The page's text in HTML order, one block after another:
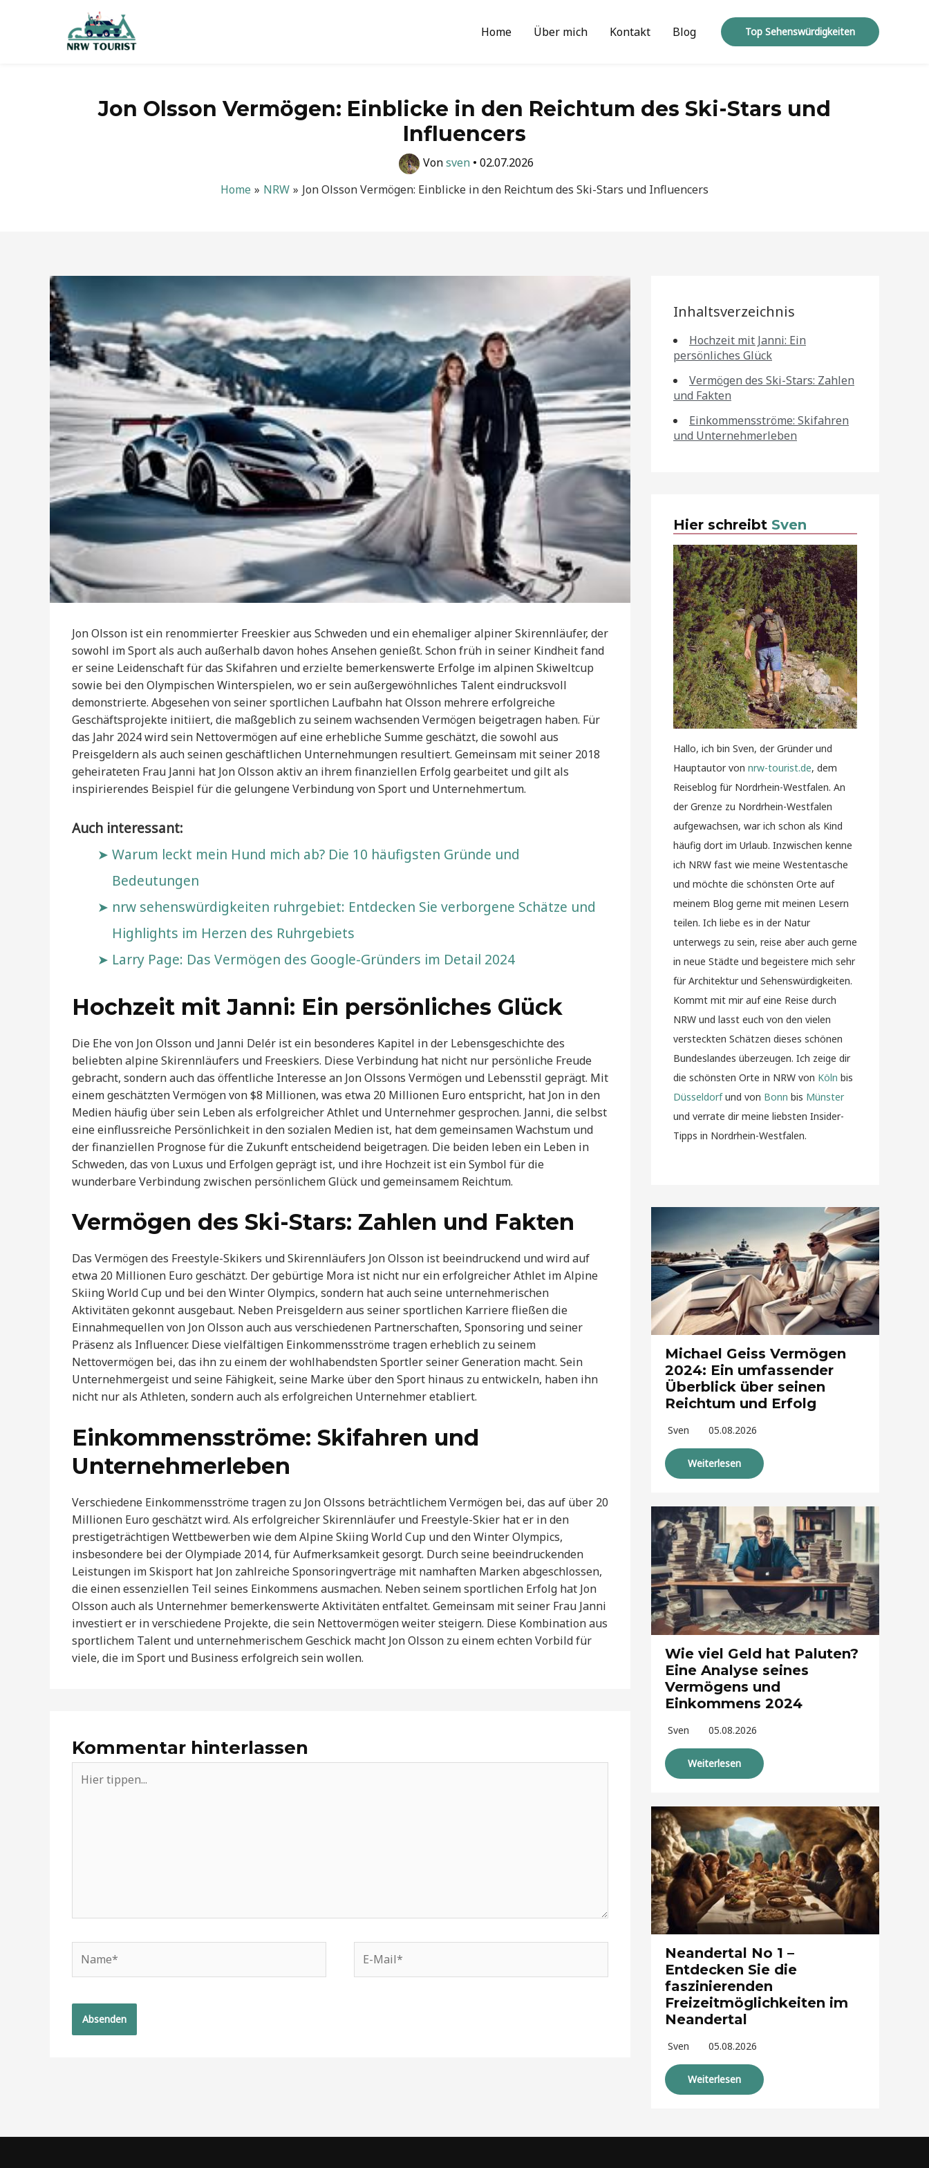
Home Über mich Kontakt Blog Top Sehenswürdigkeiten
Jon Olsson Vermögen: Einblicke in den Reichtum des Ski-Stars und
Influencers
Vonsven • 02.07.2026
Home
NRW Jon Olsson Vermögen: Einblicke in den Reichtum des Ski-Stars und Influencers
Jon Olsson ist ein renommierter Freeskier aus Schweden und ein ehemaliger alpiner Skirennläufer, der
sowohl im Sport als auch außerhalb davon hohes Ansehen genießt. Schon früh in seiner Kindheit fand
er seine Leidenschaft für das Skifahren und erzielte bemerkenswerte Erfolge im alpinen Skiweltcup
sowie bei den Olympischen Winterspielen, wo er sein außergewöhnliches Talent eindrucksvoll
demonstrierte. Abgesehen von seiner sportlichen Laufbahn hat Olsson mehrere erfolgreiche
Geschäftsprojekte initiiert, die maßgeblich zu seinem wachsenden Vermögen beigetragen haben. Für
das Jahr 2024 wird sein Nettovermögen auf eine erhebliche Summe geschätzt, die sowohl aus
Preisgeldern als auch seinen geschäftlichen Unternehmungen resultiert. Gemeinsam mit seiner 2018
geheirateten Frau Janni hat Jon Olsson aktiv an ihrem finanziellen Erfolg gearbeitet und gilt als
inspirierendes Beispiel für die gelungene Verbindung von Sport und Unternehmertum.
Auch interessant:
Warum leckt mein Hund mich ab? Die 10 häufigsten Gründe und
Bedeutungen
nrw sehenswürdigkeiten ruhrgebiet: Entdecken Sie verborgene Schätze und
Highlights im Herzen des Ruhrgebiets
Larry Page: Das Vermögen des Google-Gründers im Detail 2024
Hochzeit mit Janni: Ein persönliches Glück
Die Ehe von Jon Olsson und Janni Delér ist ein besonderes Kapitel in der Lebensgeschichte des
beliebten alpine Skirennläufers und Freeskiers. Diese Verbindung hat nicht nur persönliche Freude
gebracht, sondern auch das öffentliche Interesse an Jon Olssons Vermögen und Lebensstil geprägt. Mit
einem geschätzten Vermögen von $8 Millionen, was etwa 20 Millionen Euro entspricht, hat Jon in den
Medien häufig über sein Leben als erfolgreicher Athlet und Unternehmer gesprochen. Janni, die selbst
eine einflussreiche Persönlichkeit in den sozialen Medien ist, hat dem gemeinsamen Wachstum und
der finanziellen Prognose für die Zukunft entscheidend beigetragen. Die beiden leben ein Leben in
Schweden, das von Luxus und Erfolgen geprägt ist, und ihre Hochzeit ist ein Symbol für die
wunderbare Verbindung zwischen persönlichem Glück und gemeinsamem Reichtum.
Vermögen des Ski-Stars: Zahlen und Fakten
Das Vermögen des Freestyle-Skikers und Skirennläufers Jon Olsson ist beeindruckend und wird auf
etwa 20 Millionen Euro geschätzt. Der gebürtige Mora ist nicht nur ein erfolgreicher Athlet im Alpine
Skiing World Cup und bei den Winter Olympics, sondern hat auch seine unternehmerischen
Aktivitäten gekonnt ausgebaut. Neben Preisgeldern aus seiner sportlichen Karriere fließen die
Einnahmequellen von Jon Olsson auch aus verschiedenen Partnerschaften, Sponsoring und seiner
Präsenz als Influencer. Diese vielfältigen Einkommensströme tragen erheblich zu seinem
Nettovermögen bei, das ihn zu einem der wohlhabendsten Sportler seiner Generation macht. Sein
Unternehmergeist und seine Fähigkeit, seine Marke über den Sport hinaus zu entwickeln, haben ihn
nicht nur als Athleten, sondern auch als erfolgreichen Unternehmer etabliert.
Einkommensströme: Skifahren und
Unternehmerleben
Verschiedene Einkommensströme tragen zu Jon Olssons beträchtlichem Vermögen bei, das auf über 20
Millionen Euro geschätzt wird. Als erfolgreicher Skirennläufer und Freestyle-Skier hat er in den
prestigeträchtigen Wettbewerben wie dem Alpine Skiing World Cup und den Winter Olympics,
insbesondere bei der Olympiade 2014, für Aufmerksamkeit gesorgt. Durch seine beeindruckenden
Leistungen im Skisport hat Jon zahlreiche Sponsoringverträge mit namhaften Marken abgeschlossen,
die einen essenziellen Teil seines Einkommens ausmachen. Neben seinem sportlichen Erfolg hat Jon
Olsson auch als Unternehmer bemerkenswerte Aktivitäten entfaltet. Gemeinsam mit seiner Frau Janni
investiert er in verschiedene Projekte, die sein Nettovermögen weiter steigern. Diese Kombination aus
sportlichem Talent und unternehmerischem Geschick macht Jon Olsson zu einem echten Vorbild für
viele, die im Sport und Business erfolgreich sein wollen.
Kommentar hinterlassen
tippen...
Mail*
Inhaltsverzeichnis
Hochzeit mit Janni: Ein
persönliches Glück
Vermögen des Ski-Stars: Zahlen
und Fakten
Einkommensströme: Skifahren
und Unternehmerleben
Hier schreibt Sven
Hallo, ich bin Sven, der Gründer und
Hauptautor von nrw-tourist.de, dem
Reiseblog für Nordrhein-Westfalen. An
der Grenze zu Nordrhein-Westfalen
aufgewachsen, war ich schon als Kind
häufig dort im Urlaub. Inzwischen kenne
ich NRW fast wie meine Westentasche
und möchte die schönsten Orte auf
meinem Blog gerne mit meinen Lesern
teilen. Ich liebe es in der Natur
unterwegs zu sein, reise aber auch gerne
in neue Städte und begeistere mich sehr
für Architektur und Sehenswürdigkeiten.
Kommt mit mir auf eine Reise durch
NRW und lasst euch von den vielen
versteckten Schätzen dieses schönen
Bundeslandes überzeugen. Ich zeige dir
die schönsten Orte in NRW von Köln bis
Düsseldorfund von Bonn bis Münster
und verrate dir meine liebsten Insider-
Tipps in Nordrhein-Westfalen.
Michael Geiss Vermögen
2024: Ein umfassender
Überblick über seinen
Reichtum und Erfolg
Sven 05.08.2026
Weiterlesen
Wie viel Geld hat Paluten?
Eine Analyse seines
Vermögens und
Einkommens 2024
Sven 05.08.2026
Weiterlesen
Neandertal No 1 –
Entdecken Sie die
faszinierenden
Freizeitmöglichkeiten im
Neandertal
Sven 05.08.2026
Weiterlesen